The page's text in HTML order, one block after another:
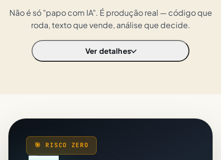
Não é só "papo com IA". É produção real — código que
roda, texto que vende, análise que decide.
Ver detalhes
🎯 RISCO ZERO